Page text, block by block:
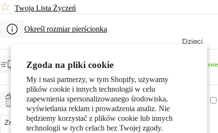
Zgoda na pliki cookie
My i nasi partnerzy, w tym Shopify, używamy
plików cookie i innych technologii w celu
zapewnienia spersonalizowanego środowiska,
wyświetlania reklam i prowadzenia analiz. Nie
będziemy korzystać z plików cookie lub innych
technologii w tych celach bez Twojej zgody.
Dzieci
☆ Twoja Lista Życzeń
Określ rozmiar pierścionka
OCZEKIWANA DOSTAWA
środa, 12 sierpnia Dostępny w magazynie
ZAPAKUJ NA PREZENT + CHF 5.-
Zmniejsz ilość
Zwiększ ilość Dodaj do koszyka